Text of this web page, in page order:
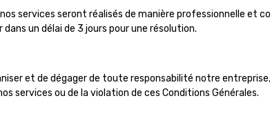
services seront réalisés de manière professionnelle et
un délai de 3 jours pour une résolution.
et de dégager de toute responsabilité notre
services ou de la violation de ces Conditions Générales.